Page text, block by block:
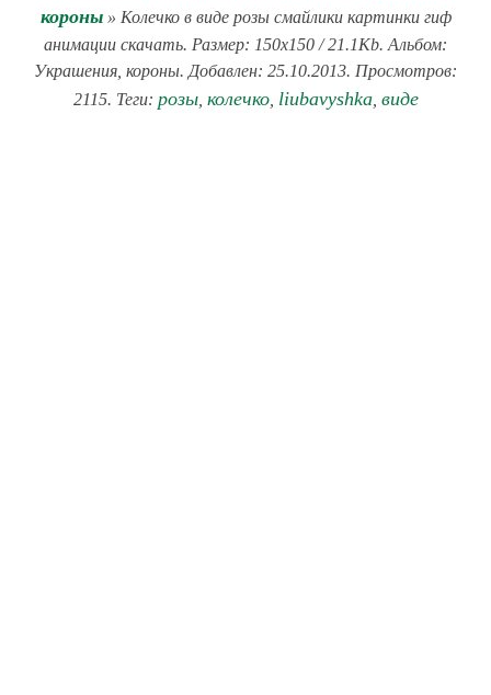
короны» Колечко в виде розы смайлики картинки гиф
анимации скачать. Размер: 150x150 / 21.1Kb. Альбом:
Украшения, короны. Добавлен: 25.10.2013. Просмотров:
2115. Теги: розы, колечко, liubavyshka, виде